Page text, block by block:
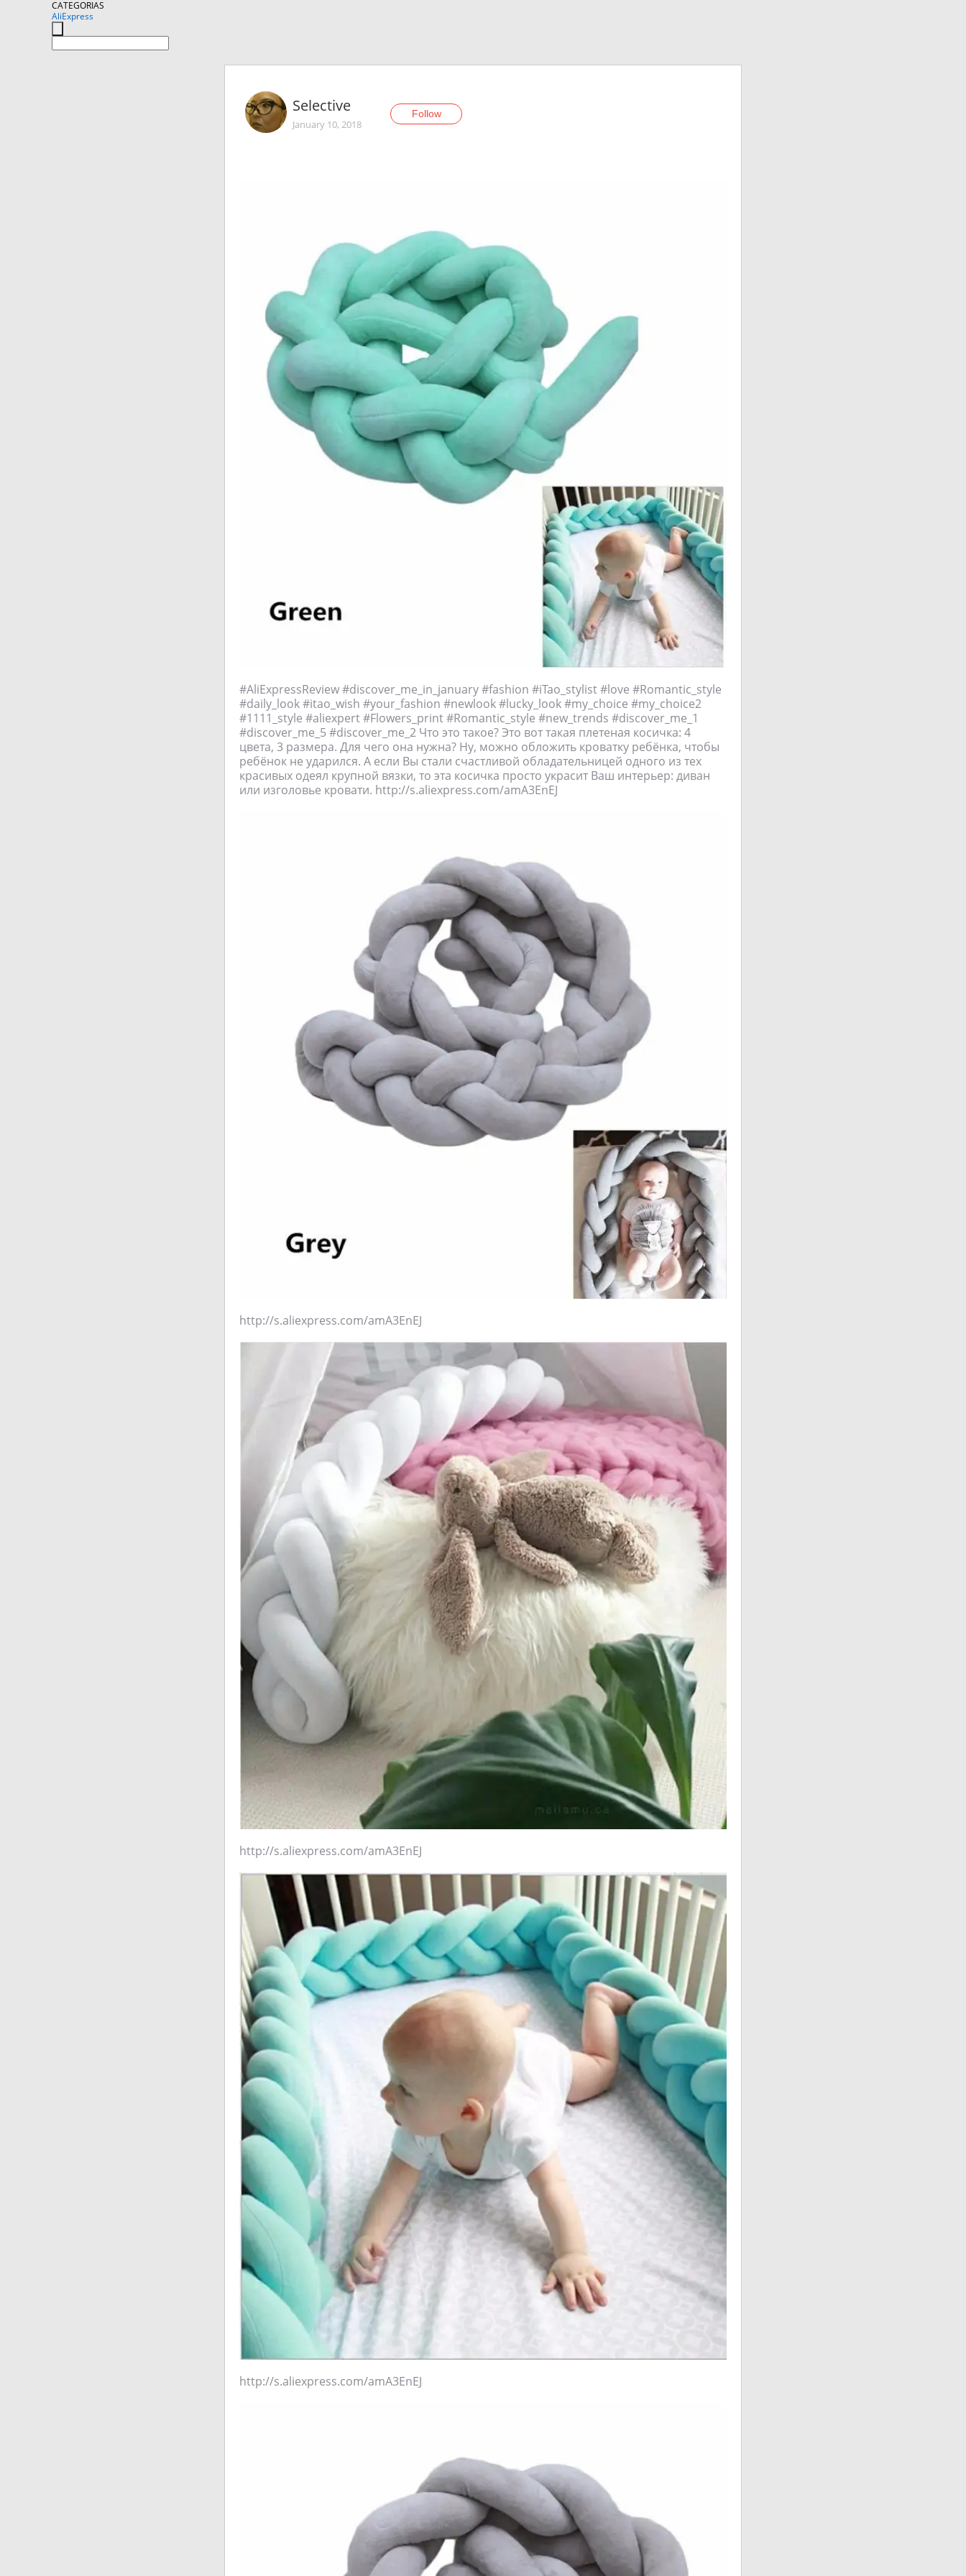
CATEGORIAS
AliExpress
Selective
January 10, 2018
Follow
#AliExpressReview #discover_me_in_january #fashion #iTao_stylist #love #Romantic_style
#daily_look #itao_wish #your_fashion #newlook #lucky_look #my_choice #my_choice2
#1111_style #aliexpert #Flowers_print #Romantic_style #new_trends #discover_me_1
#discover_me_5 #discover_me_2 Что это такое? Это вот такая плетеная косичка: 4
цвета, 3 размера. Для чего она нужна? Ну, можно обложить кроватку ребёнка, чтобы
ребёнок не ударился. А если Вы стали счастливой обладательницей одного из тех
красивых одеял крупной вязки, то эта косичка просто украсит Ваш интерьер: диван
или изголовье кровати. http://s.aliexpress.com/amA3EnEJ
http://s.aliexpress.com/amA3EnEJ
http://s.aliexpress.com/amA3EnEJ
http://s.aliexpress.com/amA3EnEJ